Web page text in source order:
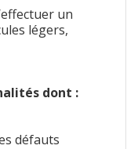
un
légers,
dont :
défauts